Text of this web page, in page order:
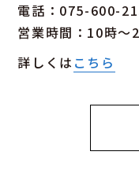
電話：075-600-
営業時間：10時～
詳しくは こちら